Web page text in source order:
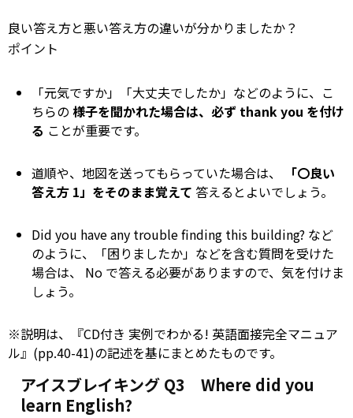
良い答え方と悪い答え方の違いが分かりましたか？
ポイント
「元気ですか」「大丈夫でしたか」などのように、こ
ちらの 様子を聞かれた場合は、必ず thank you を付け
る ことが重要です。
道順や、地図を送ってもらっていた場合は、
「〇良い
答え方 1」をそのまま覚えて 答えるとよいでしょう。
Did you haveany trouble finding this building? など
のように、「困りましたか」などを含む質問を受けた
場合は、 No で答える必要がありますので、気を付けま
しょう。
※説明は、『CD付き 実例でわかる! 英語面接完全マニュア
ル』(pp.40-41)の記述を基にまとめたものです。
アイスブレイキング Q3 Where did you
learn English?